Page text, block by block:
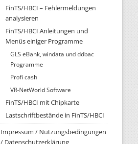
FinTS/HBCI – Fehlermeldungen
analysieren
FinTS/HBCI Anleitungen und
Menüs einiger Programme
GLS eBank, windata und ddbac
Programme
Profi cash
VR-NetWorld Software
FinTS/HBCI mit Chipkarte
Lastschriftbestände in FinTS/HBCI
Impressum / Nutzungsbedingungen
/ Datenschutzerklärung